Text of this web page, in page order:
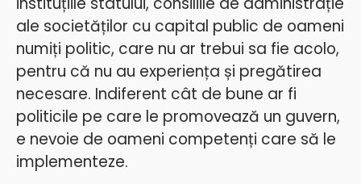
ale societăților cu capital public de oameni
numiți politic, care nu ar trebui sa fie acolo,
pentru că nu au experiența și pregătirea
necesare. Indiferent cât de bune ar fi
politicile pe care le promovează un guvern,
e nevoie de oameni competenți care să le
implementeze.